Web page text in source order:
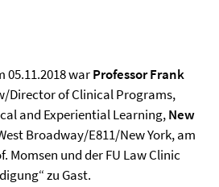
05.11.2018 warProfessor Frank
Director of Clinical Programs,
and Experiential Learning,New
Broadway/E811/New York, am
Momsen und der FU Law Clinic
zu Gast.